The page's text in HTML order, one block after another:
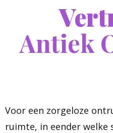
Antiek
Voor een zorgeloze
ruimte, in eender welke